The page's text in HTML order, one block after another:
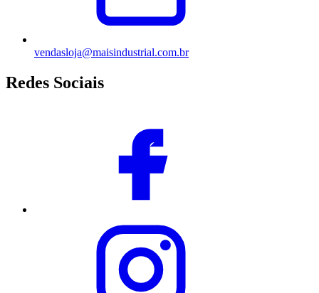
vendasloja@maisindustrial.com.br
Redes Sociais